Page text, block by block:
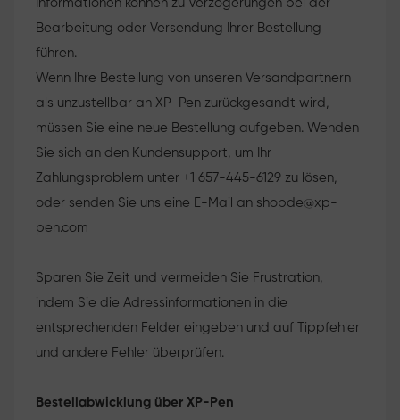
Informationen können zu Verzögerungen bei der
Bearbeitung oder Versendung Ihrer Bestellung
führen.
Wenn Ihre Bestellung von unseren Versandpartnern
als unzustellbar an XP-Pen zurückgesandt wird,
müssen Sie eine neue Bestellung aufgeben. Wenden
Sie sich an den Kundensupport, um Ihr
Zahlungsproblem unter +1 657-445-6129 zu lösen,
oder senden Sie uns eine E-Mail an shopde@xp-
pen.com
Sparen Sie Zeit und vermeiden Sie Frustration,
indem Sie die Adressinformationen in die
entsprechenden Felder eingeben und auf Tippfehler
und andere Fehler überprüfen.
Bestellabwicklung über XP-Pen